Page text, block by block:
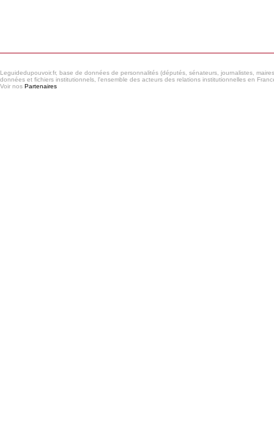
Leguidedupouvoir.fr, base de données de personnalités (députés, sénateurs, journalistes,
données et fichiers institutionnels, l'ensemble des acteurs des relations institutionnelles en
Voir nos Partenaires